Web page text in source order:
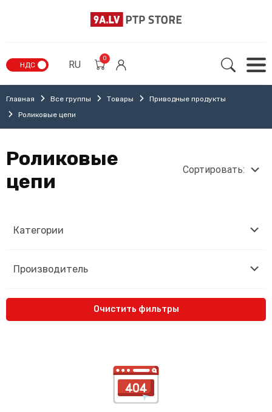
НДС RU
0
Главная Все группы Товары
Приводные продукты
Роликовые цепи
Категории
Производитель
Очистить фильтры
Роликовые
цепи
Сортировать: